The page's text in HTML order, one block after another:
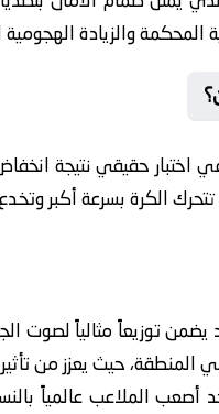
المحكمة والزيادة
حقيقي نتيجة
الكرة بسرعة أكبر
يضمن توزيعاً مثالياً
حيث يعزز من
أصعب الملاعب عالمياً